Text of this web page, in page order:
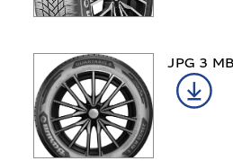
JPG 3 MB